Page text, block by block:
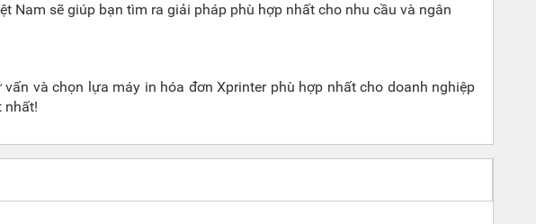
Nam sẽ giúp bạn tìm ra giải pháp phù hợp nhất cho nhu cầu và ngân
và chọn lựa máy in hóa đơn Xprinter phù hợp nhất cho doanh nghiệp
nhất!